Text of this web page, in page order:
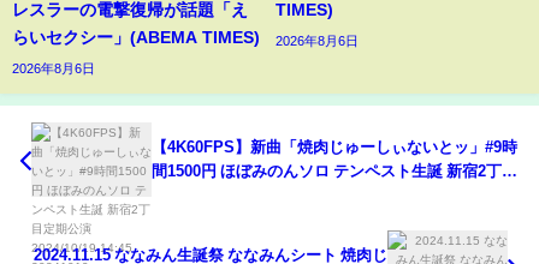
レスラーの電撃復帰が話題「え
らいセクシー」(ABEMA TIMES)
2026年8月6日
TIMES)
2026年8月6日
【4K60FPS】新曲「焼肉じゅーしぃないとッ」#9時
間1500円 ほぼみのんソロ テンペスト生誕 新宿2丁目
2024.11.15 ななみん生誕祭 ななみんシート 焼肉じ